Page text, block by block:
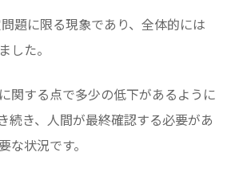
題に限る現象であり、全体的には
した。
関する点で多少の低下があるように
続き、人間が最終確認する必要があ
な状況です。